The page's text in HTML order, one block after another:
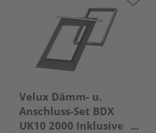
Velux Dämm- u.
Anschluss-Set BDX
UK10 2000 Inklusive